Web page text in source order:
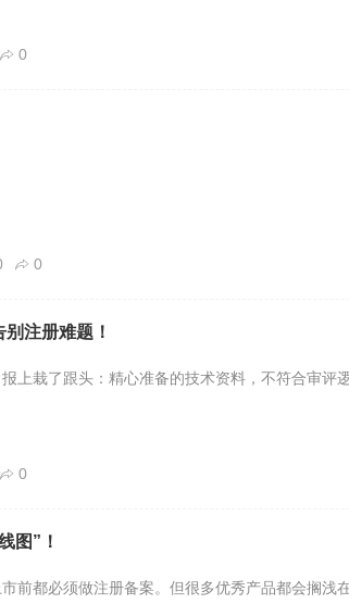
0
0
注册难题！
上栽了跟头：精心准备的技术资料，不符合审评
0
图”！
前都必须做注册备案。但很多优秀产品都会搁浅